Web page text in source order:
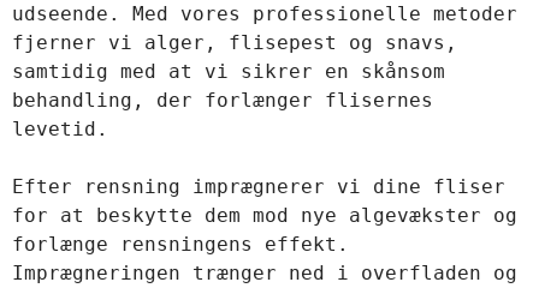
udseende. Med vores professionelle metoder
fjerner vi alger, flisepest og snavs,
samtidig med at vi sikrer en skånsom
behandling, der forlænger flisernes
levetid.
Efter rensning imprægnerer vi dine fliser
for at beskytte dem mod nye algevækster og
forlænge rensningens effekt.
Imprægneringen trænger ned i overfladen og